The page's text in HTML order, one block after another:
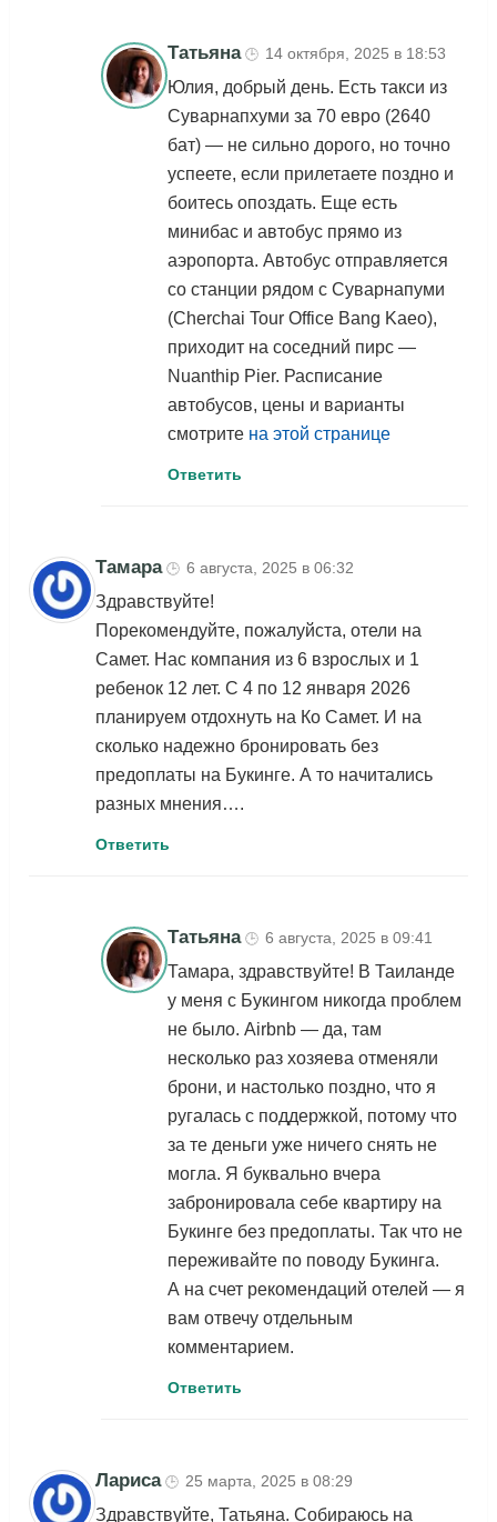
Татьяна 🕒 14 октября, 2025 в 18:53
Юлия, добрый день. Есть такси из
Суварнапхуми за 70 евро (2640
бат) — не сильно дорого, но точно
успеете, если прилетаете поздно и
боитесь опоздать. Еще есть
минибас и автобус прямо из
аэропорта. Автобус отправляется
со станции рядом с Суварнапуми
(Cherchai Tour Office Bang Kaeo),
приходит на соседний пирс —
Nuanthip Pier. Расписание
автобусов, цены и варианты
смотрите на этой странице
Ответить
Тамара 🕒 6 августа, 2025 в 06:32
Здравствуйте!
Порекомендуйте, пожалуйста, отели на
Самет. Нас компания из 6 взрослых и 1
ребенок 12 лет. С 4 по 12 января 2026
планируем отдохнуть на Ко Самет. И на
сколько надежно бронировать без
предоплаты на Букинге. А то начитались
разных мнения….
Ответить
Татьяна 🕒 6 августа, 2025 в 09:41
Тамара, здравствуйте! В Таиланде
у меня с Букингом никогда проблем
не было. Airbnb — да, там
несколько раз хозяева отменяли
брони, и настолько поздно, что я
ругалась с поддержкой, потому что
за те деньги уже ничего снять не
могла. Я буквально вчера
забронировала себе квартиру на
Букинге без предоплаты. Так что не
переживайте по поводу Букинга.
А на счет рекомендаций отелей — я
вам отвечу отдельным
комментарием.
Ответить
Лариса 🕒 25 марта, 2025 в 08:29
Здравствуйте, Татьяна. Собираюсь на